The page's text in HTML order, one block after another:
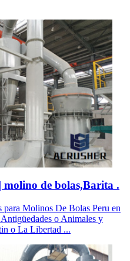
molino de bolas,Barita .
para Molinos De Bolas Peru en
o Animales y
o La Libertad ...